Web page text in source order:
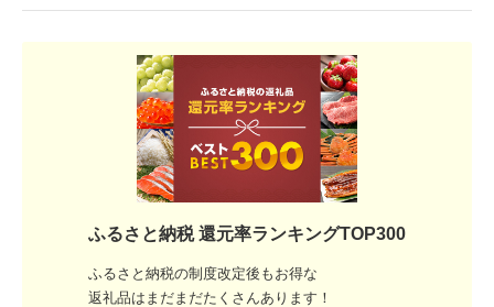
ふるさと納税 還元率ランキングTOP300
ふるさと納税の制度改定後もお得な
返礼品はまだまだたくさんあります！